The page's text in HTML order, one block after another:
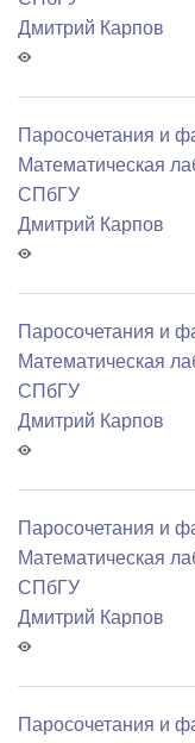
Дмитрий Карпов
Паросочетания и
Математичеcкая
СПбГУ
Дмитрий Карпов
Паросочетания и
Математичеcкая
СПбГУ
Дмитрий Карпов
Паросочетания и
Математичеcкая
СПбГУ
Дмитрий Карпов
Паросочетания и